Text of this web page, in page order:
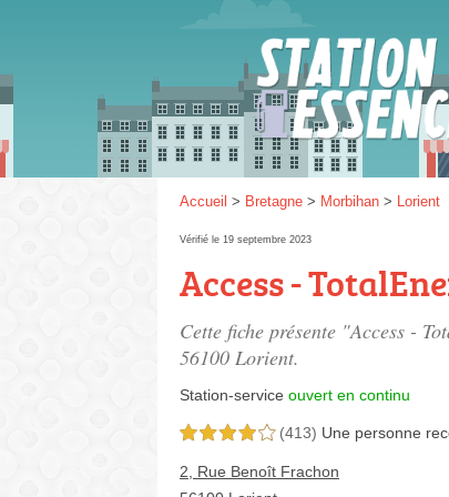
Accueil > Bretagne > Morbihan > Lorient
Vérifié le 19 septembre 2023
Access -
Cette fiche présente "Access -
56100 Lorient.
Station-service ouvert en continu
4,0 étoiles sur 5 (413) Une personne
2, Rue Benoît Frachon